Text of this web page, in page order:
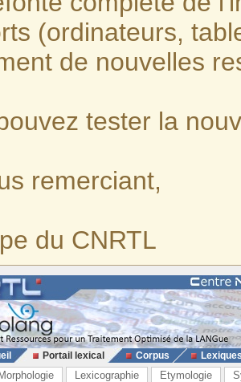
(ordinateurs,
de nouvelles
tester la
remerciant,
du CNRTL
Portail lexical Corpus
Morphologie Lexicographie Etymologie